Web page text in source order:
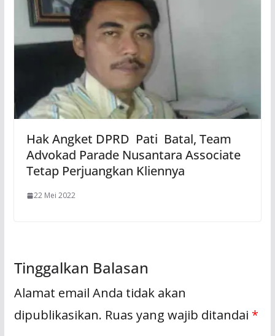
Hak Angket DPRD Pati Batal, Team
Advokad Parade Nusantara Associate
Tetap Perjuangkan Kliennya
22 Mei 2022
Tinggalkan Balasan
Alamat email Anda tidak akan
dipublikasikan. Ruas yang wajib ditandai *